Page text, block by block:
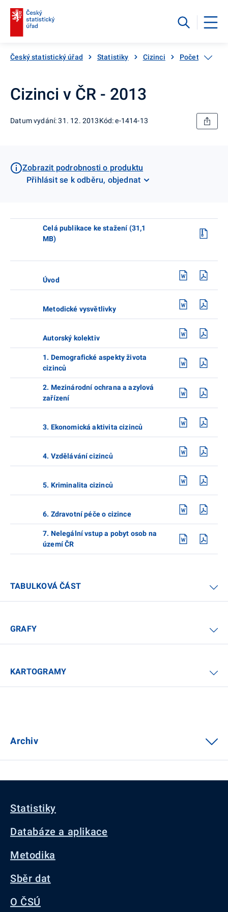
Český statistický úřad Statistiky Cizinci Počet
Cizinci v ČR - 2013
Datum vydání: 31. 12. 2013Kód: e-1414-13
Zobrazit podrobnosti o produktu
Přihlásit se k odběru, objednat
Celá publikace ke stažení (31,1
MB)
Úvod
Metodické vysvětlivky
Autorský kolektiv
1. Demografické aspekty života
cizinců
2. Mezinárodní ochrana a azylová
zařízení
3. Ekonomická aktivita cizinců
4. Vzdělávání cizinců
5. Kriminalita cizinců
6. Zdravotní péče o cizince
7. Nelegální vstup a pobyt osob na
území ČR
TABULKOVÁ ČÁST
GRAFY
KARTOGRAMY
Archiv
Statistiky
Databáze a aplikace
Metodika
Sběr dat
O ČSÚ